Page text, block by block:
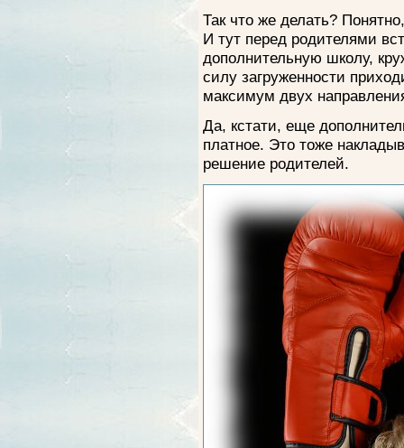
Так что же делать?
И тут перед родителями
дополнительную школу,
силу загруженности
максимум двух
Да, кстати, еще
платное. Это тоже
решение родителей.